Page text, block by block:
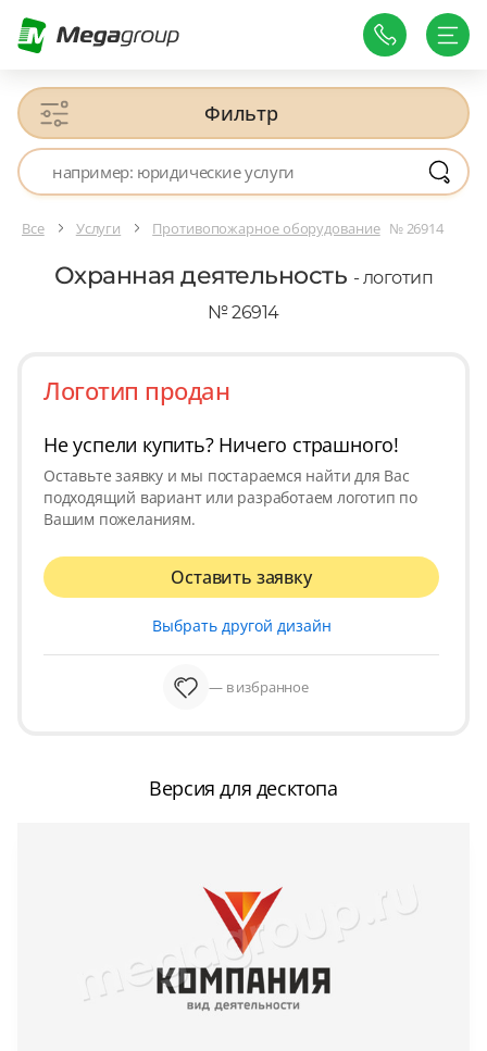
Фильтр
Все Услуги Противопожарное оборудование № 26914
Охранная деятельность - логотип
№ 26914
Логотип продан
Не успели купить? Ничего страшного!
Оставьте заявку и мы постараемся найти для Вас
подходящий вариант или разработаем логотип по
Вашим пожеланиям.
Оставить заявку
Выбрать другой дизайн
— в избранное
Версия для десктопа